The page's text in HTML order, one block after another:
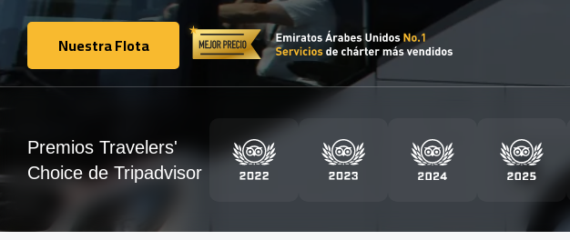
Nuestra Flota
Nuestra Flota
Premios Travelers'
Choice de Tripadvisor